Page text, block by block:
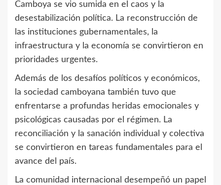
Camboya se vio sumida en el caos y la
desestabilización política. La reconstrucción de
las instituciones gubernamentales, la
infraestructura y la economía se convirtieron en
prioridades urgentes.
Además de los desafíos políticos y económicos,
la sociedad camboyana también tuvo que
enfrentarse a profundas heridas emocionales y
psicológicas causadas por el régimen. La
reconciliación y la sanación individual y colectiva
se convirtieron en tareas fundamentales para el
avance del país.
La comunidad internacional desempeñó un papel